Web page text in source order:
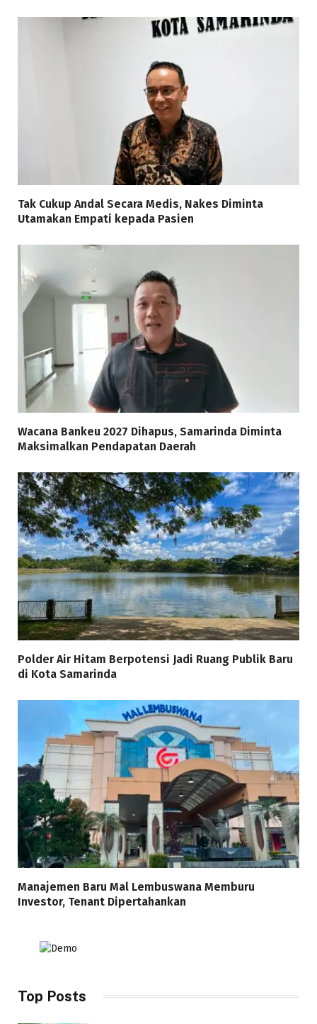
Tak Cukup Andal Secara Medis, Nakes Diminta
Utamakan Empati kepada Pasien
Wacana Bankeu 2027 Dihapus, Samarinda Diminta
Maksimalkan Pendapatan Daerah
Polder Air Hitam Berpotensi Jadi Ruang Publik Baru
di Kota Samarinda
Manajemen Baru Mal Lembuswana Memburu
Investor, Tenant Dipertahankan
Top Posts